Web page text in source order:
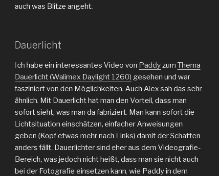
auch was Blitze angeht.
Dauerlicht
Ich habe ein interessantes Video von Paddyzum Thema
Dauerlicht (Walimex Daylight 1260) gesehen und war
fasziniert von den Möglichkeiten. Auch Alex sah das sehr
ähnlich. Mit Dauerlicht hat man den Vorteil, dass man
sofort sieht, was man da fabriziert. Man kann sofort die
Lichtsituation einschätzen, einfacher Anweisungen
geben (Kopf etwas mehr nach Links) damit der Schatten
anders fällt. Dauerlichter sind eher aus dem Videografie-
Bereich, was jedoch nicht heißt, dass man sie nicht auch
bei der Fotografie einsetzen kann, wie Paddy in dem